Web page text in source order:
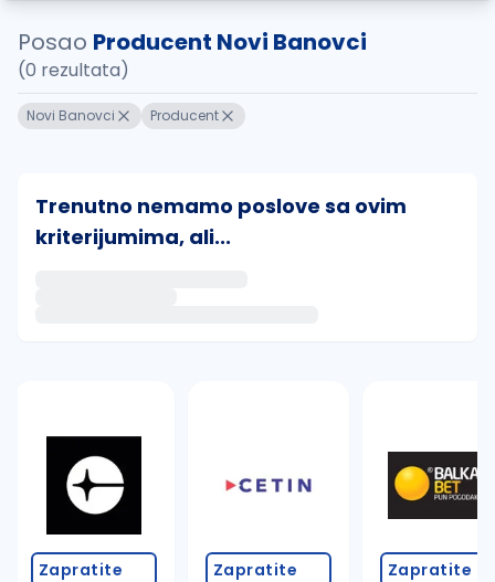
Posao Producent Novi Banovci
(0 rezultata)
Novi Banovci Producent
Trenutno nemamo poslove sa ovim
kriterijumima, ali...
Takođe možete da:
proverite pravopisne greške (koristite č, ć, š, đ,
povećajte radijus za odabrani grad
promenite odabrane filtere pretrage
Zapratite Zapratite Zapratite